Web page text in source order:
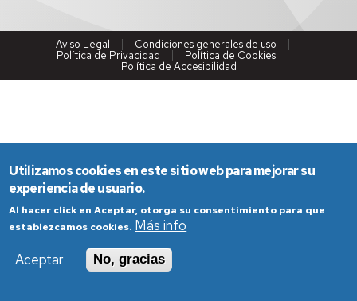
Aviso Legal
Condiciones generales de uso
Política de Privacidad
Política de Cookies
Política de Accesibilidad
Utilizamos cookies en este sitio web para mejorar su
experiencia de usuario.
Al hacer click en Aceptar, otorga su consentimiento para que
establezcamos cookies. Más info
Aceptar
No, gracias